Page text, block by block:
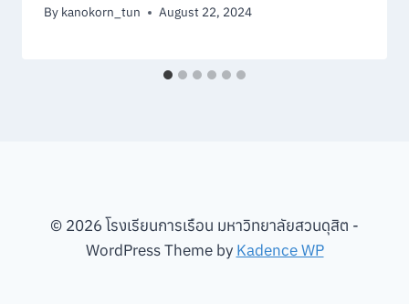
By kanokorn_tun August 22, 2024
© 2026 โรงเรียนการเรือน มหาวิทยาลัยสวนดุสิต -
WordPress Theme by Kadence WP